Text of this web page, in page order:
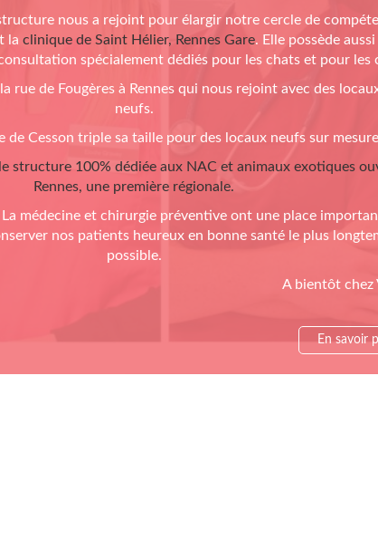
nous a rejoint pour élargir notre cercle de
la clinique de Saint Hélier, Rennes Gare. Elle possède aussi
spécialement dédiés pour les chats et pour les
la rue de Fougères à Rennes qui nous rejoint avec des
neufs.
de Cesson triple sa taille pour des locaux neufs sur
structure 100% dédiée aux NAC et animaux exotiques
Rennes, une première régionale.
La médecine et chirurgie préventive ont une place
nos patients heureux en bonne santé le plus
possible.
A bientôt chez
En savoir